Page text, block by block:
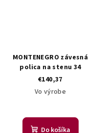
MONTENEGRO závesná
polica na stenu 34
€140,37
Vo výrobe
Do košíka